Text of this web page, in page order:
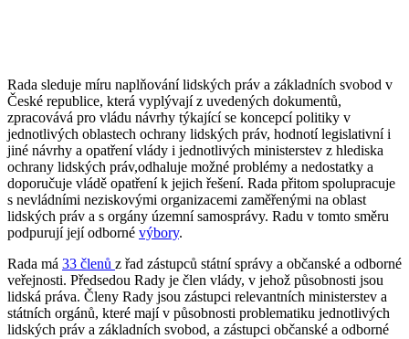
Rada sleduje míru naplňování lidských práv a základních svobod v
České republice, která vyplývají z uvedených dokumentů,
zpracovává pro vládu návrhy týkající se koncepcí politiky v
jednotlivých oblastech ochrany lidských práv, hodnotí legislativní i
jiné návrhy a opatření vlády i jednotlivých ministerstev z hlediska
ochrany lidských práv,odhaluje možné problémy a nedostatky a
doporučuje vládě opatření k jejich řešení. Rada přitom spolupracuje
s nevládními neziskovými organizacemi zaměřenými na oblast
lidských práv a s orgány územní samosprávy. Radu v tomto směru
podpurují její odborné výbory.
Rada má 33 členů z řad zástupců státní správy a občanské a odborné
veřejnosti. Předsedou Rady je člen vlády, v jehož působnosti jsou
lidská práva. Členy Rady jsou zástupci relevantních ministerstev a
státních orgánů, které mají v působnosti problematiku jednotlivých
lidských práv a základních svobod, a zástupci občanské a odborné